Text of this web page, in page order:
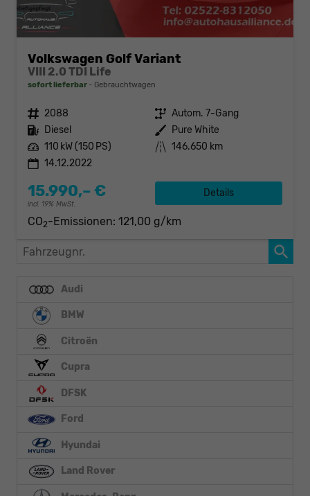
Volkswagen Golf Variant
VIII 2.0 TDI Life
sofort lieferbar Gebrauchtwagen
Fahrzeugnr. 2088 Getriebe Autom. 7-Gang
Kraftstoff Diesel Außenfarbe Pure White
Leistung 110 kW (150 PS) Kilometerstand 146.650 km
14.12.2022
15.990,– €
incl. 19% MwSt.
Details
CO2-Emissionen: 121,00 g/km
Fahrzeugnr.
Audi
BMW
Citroën
Cupra
DFSK
Ford
Hyundai
Land Rover